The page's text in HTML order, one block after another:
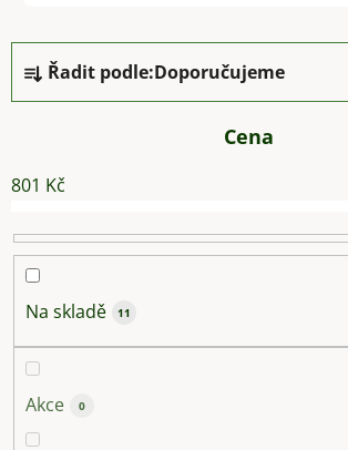
Ř
a
z
n
í
p
r
o
u
k
ů
Řadit podle:Doporučujeme
Cena
801 Kč
Na skladě 11
Akce 0